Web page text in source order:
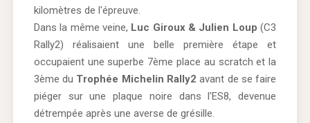
kilomètres de l'épreuve.
Dans la même veine, Luc Giroux & Julien Loup (C3
Rally2) réalisaient une belle première étape et
occupaient une superbe 7ème place au scratch et la
3ème du Trophée Michelin Rally2 avant de se faire
piéger sur une plaque noire dans l'ES8, devenue
détrempée après une averse de grésille.